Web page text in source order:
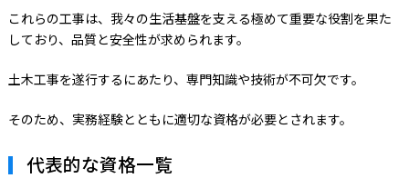
これらの工事は、我々の生活基盤を支える極めて重要な役割を果た
しており、品質と安全性が求められます。
土木工事を遂行するにあたり、専門知識や技術が不可欠です。
そのため、実務経験とともに適切な資格が必要とされます。
代表的な資格一覧